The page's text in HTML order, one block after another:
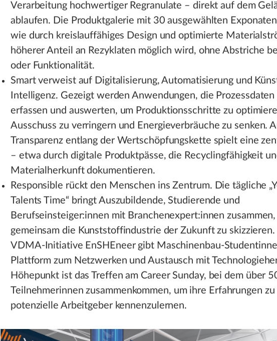
Verarbeitung hochwertiger Regranulate – direkt auf dem
ablaufen. Die Produktgalerie mit 30 ausgewählten
wie durch kreislauffähiges Design und optimierte
höherer Anteil an Rezyklaten möglich wird, ohne Abstriche
oder Funktionalität.
Smart verweist auf Digitalisierung, Automatisierung und
Intelligenz. Gezeigt werden Anwendungen, die
erfassen und auswerten, um Produktionsschritte zu
Ausschuss zu verringern und Energieverbräuche zu senken.
Transparenz entlang der Wertschöpfungskette spielt eine
– etwa durch digitale Produktpässe, die Recyclingfähigkeit
Materialherkunft dokumentieren.
Responsible rückt den Menschen ins Zentrum. Die tägliche
Talents Time“ bringt Auszubildende, Studierende und
Berufseinsteiger:innen mit Branchenexpert:innen
gemeinsam die Kunststoffindustrie der Zukunft zu
VDMA-Initiative EnSHEneer gibt Maschinenbau-
Plattform zum Netzwerken und Austausch mit
Höhepunkt ist das Treffen am Career Sunday, bei dem über
Teilnehmerinnen zusammenkommen, um ihre Erfahrungen
potenzielle Arbeitgeber kennenzulernen.